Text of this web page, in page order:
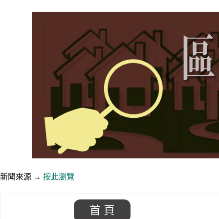
新聞來源 → 按此瀏覽
首 頁